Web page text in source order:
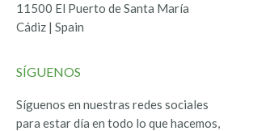
11500 El Puerto de Santa María
Cádiz | Spain
SÍGUENOS
Síguenos en nuestras redes sociales
para estar día en todo lo que hacemos,